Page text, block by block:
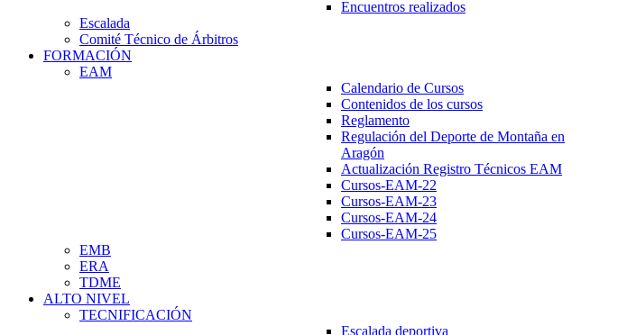
Encuentros realizados
Escalada
Comité Técnico de Árbitros
FORMACIÓN
EAM
Calendario de Cursos
Contenidos de los cursos
Reglamento
Regulación del Deporte de Montaña en
Aragón
Actualización Registro Técnicos EAM
Cursos-EAM-22
Cursos-EAM-23
Cursos-EAM-24
Cursos-EAM-25
EMB
ERA
TDME
ALTO NIVEL
TECNIFICACIÓN
Escalada deportiva